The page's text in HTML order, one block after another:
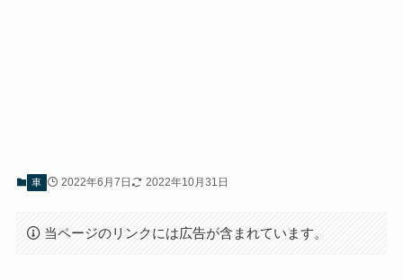
車 2022年6月7日 2022年10月31日
当ページのリンクには広告が含まれています。